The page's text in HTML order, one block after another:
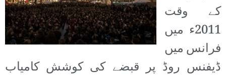
کے وقت
2011ء میں
فرانس میں
ڈیفنس روڈ پر قبضے کی کوشش کامیاب